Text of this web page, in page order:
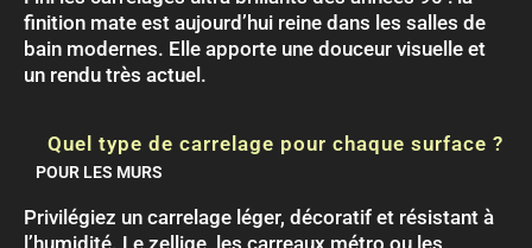
finition mate est aujourd’hui reine dans les salles de
bain modernes. Elle apporte une douceur visuelle et
un rendu très actuel.
Quel type de carrelage pour chaque surface ?
POUR LES MURS
Privilégiez un carrelage léger, décoratif et résistant à
l’humidité. Le zellige, les carreaux métro ou les